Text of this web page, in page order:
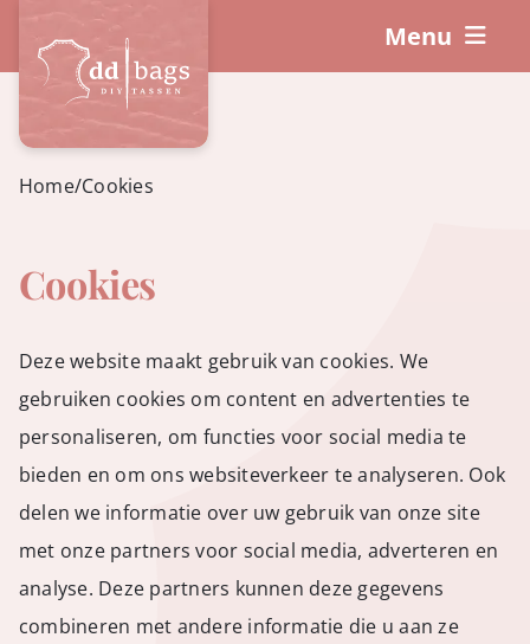
content
Menu
DIY-Sets
So funktioniert’s!
Warenkorb
Home/Cookies
Cookies
Deze website maakt gebruik van cookies. We
gebruiken cookies om content en advertenties te
personaliseren, om functies voor social media te
bieden en om ons websiteverkeer te analyseren. Ook
delen we informatie over uw gebruik van onze site
met onze partners voor social media, adverteren en
analyse. Deze partners kunnen deze gegevens
combineren met andere informatie die u aan ze